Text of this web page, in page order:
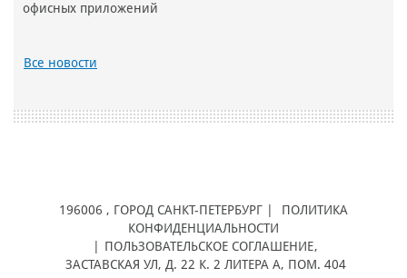
офисных приложений
Все новости
196006 , ГОРОД САНКТ-ПЕТЕРБУРГ |
ПОЛИТИКА
КОНФИДЕНЦИАЛЬНОСТИ
ПОЛЬЗОВАТЕЛЬСКОЕ СОГЛАШЕНИЕ,
ЗАСТАВСКАЯ УЛ, Д. 22 К. 2 ЛИТЕРА А, ПОМ. 404